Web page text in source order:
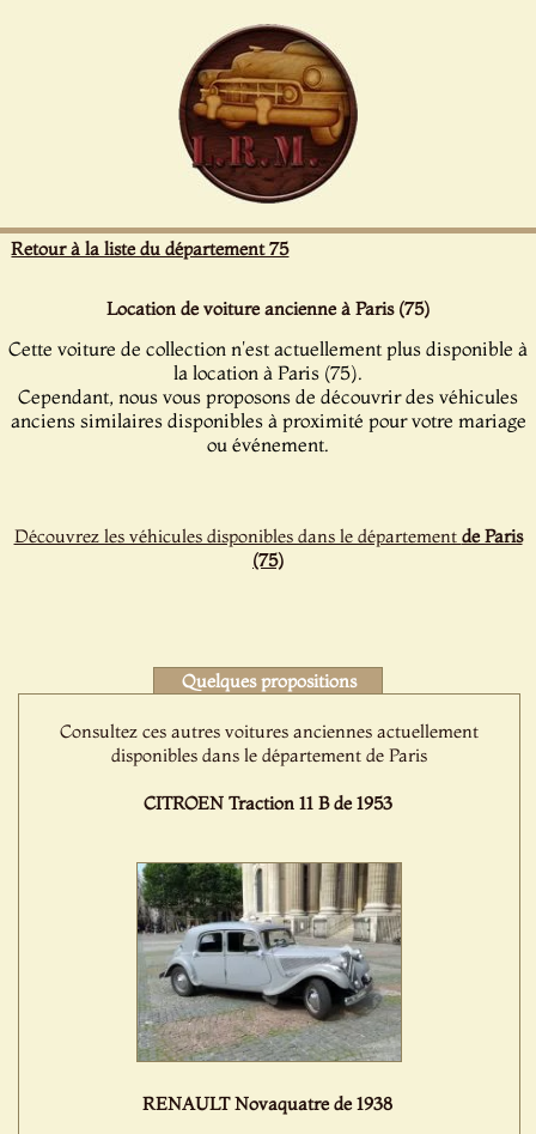
Retour à la liste du département 75
Location de voiture ancienne à Paris (75)
Cette voiture de collection n'est actuellement plus disponible à
la location à Paris (75).
Cependant, nous vous proposons de découvrir des véhicules
anciens similaires disponibles à proximité pour votre mariage
ou événement.
Découvrez les véhicules disponibles dans le département de Paris
(75)
Quelques propositions
Consultez ces autres voitures anciennes actuellement
disponibles dans le département de Paris
CITROEN Traction 11 B de 1953
RENAULT Novaquatre de 1938